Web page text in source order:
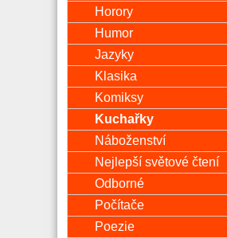
Horory
Humor
Jazyky
Klasika
Komiksy
Kuchařky
Náboženství
Nejlepší světové čtení
Odborné
Počítače
Poezie